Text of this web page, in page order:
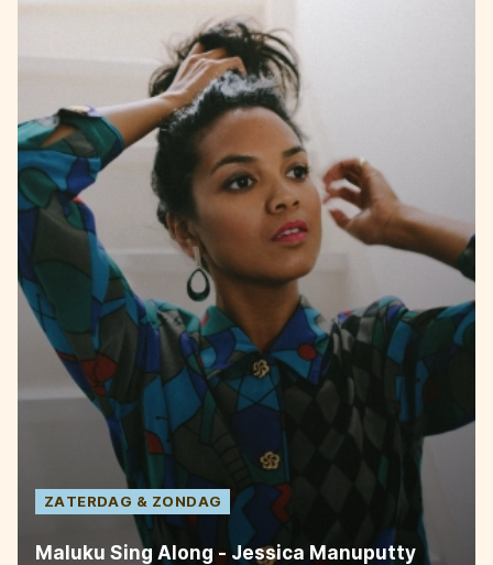
ZATERDAG ZONDAG
Maluku Sing Along - Jessica Manuputty